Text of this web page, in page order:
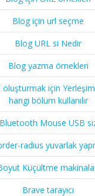
Blog için url seçme
Blog URL si Nedir
Blog yazma örnekleri
için
hangi bölüm kullanılır
Bluetooth Mouse USB
radius yuvarlak
Küçültme
Brave tarayıcı